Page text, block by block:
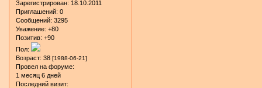
Зарегистрирован: 18.10.2011
Приглашений: 0
Сообщений: 3295
Уважение: +80
Позитив: +90
Пол:
Возраст: 38 [1988-06-21]
Провел на форуме:
1 месяц 6 дней
Последний визит: